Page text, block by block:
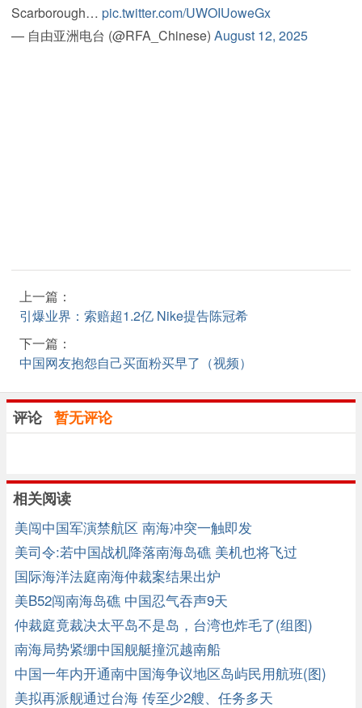
Scarborough… pic.twitter.com/UWOIUoweGx
— 自由亚洲电台 (@RFA_Chinese) August 12, 2025
上一篇：
引爆业界：索赔超1.2亿 Nike提告陈冠希
下一篇：
中国网友抱怨自己买面粉买早了（视频）
评论 暂无评论
相关阅读
美闯中国军演禁航区 南海冲突一触即发
美司令:若中国战机降落南海岛礁 美机也将飞过
国际海洋法庭南海仲裁案结果出炉
美B52闯南海岛礁 中国忍气吞声9天
仲裁庭竟裁决太平岛不是岛，台湾也炸毛了(组图)
南海局势紧绷中国舰艇撞沉越南船
中国一年内开通南中国海争议地区岛屿民用航班(图)
美拟再派舰通过台海 传至少2艘、任务多天